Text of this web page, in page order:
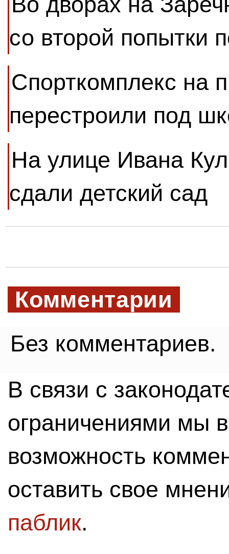
со второй попытки
Спорткомплекс на
перестроили под
На улице Ивана
сдали детский сад
Комментарии
Без комментариев.
В связи с
ограничениями мы
возможность
оставить свое
паблик.